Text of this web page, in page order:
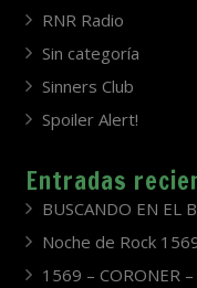
RNR Radio
Sin categoría
Sinners Club
Spoiler Alert!
Entradas
BUSCANDO EN EL
Noche de Rock
1569 – CORONER